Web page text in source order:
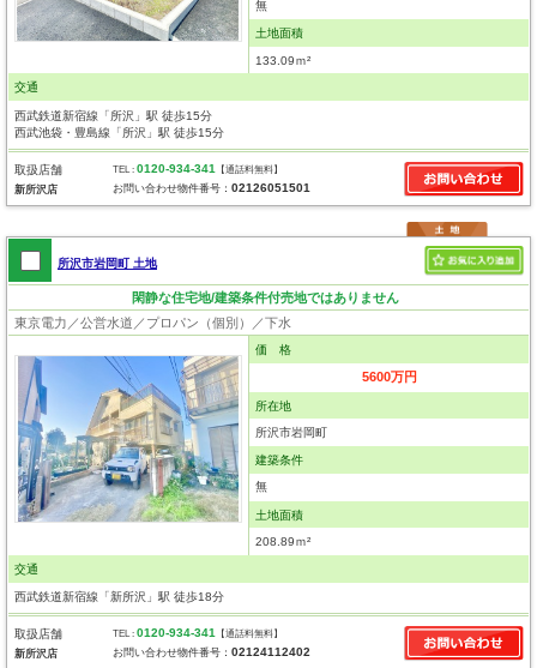
無
土地面積
133.09ｍ²
交通
西武鉄道新宿線「所沢」駅 徒歩15分
西武池袋・豊島線「所沢」駅 徒歩15分
取扱店舗
新所沢店
TEL :0120-934-341 【通話料無料】
お問い合わせ物件番号：02126051501
所沢市岩岡町 土地
閑静な住宅地/建築条件付売地ではありません
東京電力／公営水道／プロパン（個別）／下水
価 格
5600万円
所在地
所沢市岩岡町
建築条件
無
土地面積
208.89ｍ²
交通
西武鉄道新宿線「新所沢」駅 徒歩18分
取扱店舗
新所沢店
TEL :0120-934-341 【通話料無料】
お問い合わせ物件番号：02124112402